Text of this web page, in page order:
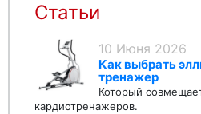
Статьи
10 Июня 2026
Как выбрать
тренажер
Который
кардиотренажеров.